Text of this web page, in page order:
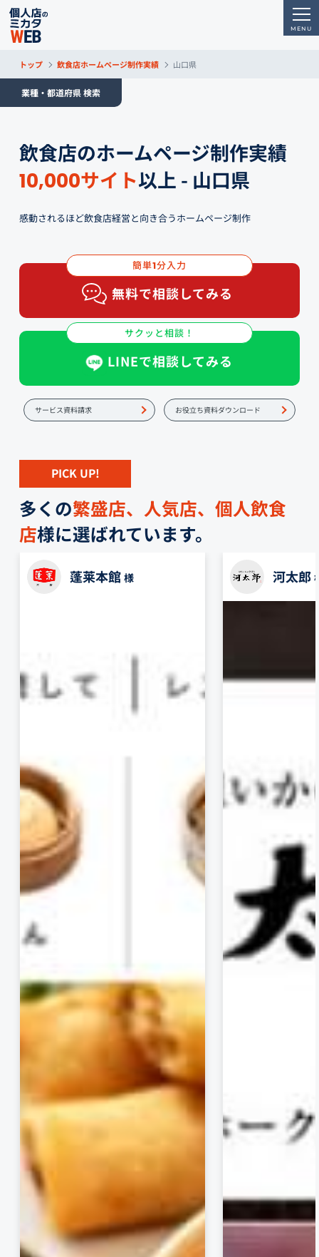
トップ 飲食店ホームページ制作実績 山口県
業種・都道府県 検索
飲食店のホームページ制作実績
10,000サイト以上 - 山口県
感動されるほど飲食店経営と向き合うホームページ制作
簡単1分入力
無料で相談してみる
サクッと相談！
LINEで相談してみる
サービス資料請求 お役立ち資料ダウンロード
PICK UP!
多くの繁盛店、人気店、個人飲食
店様に選ばれています。
蓬莱本館 様 河太郎